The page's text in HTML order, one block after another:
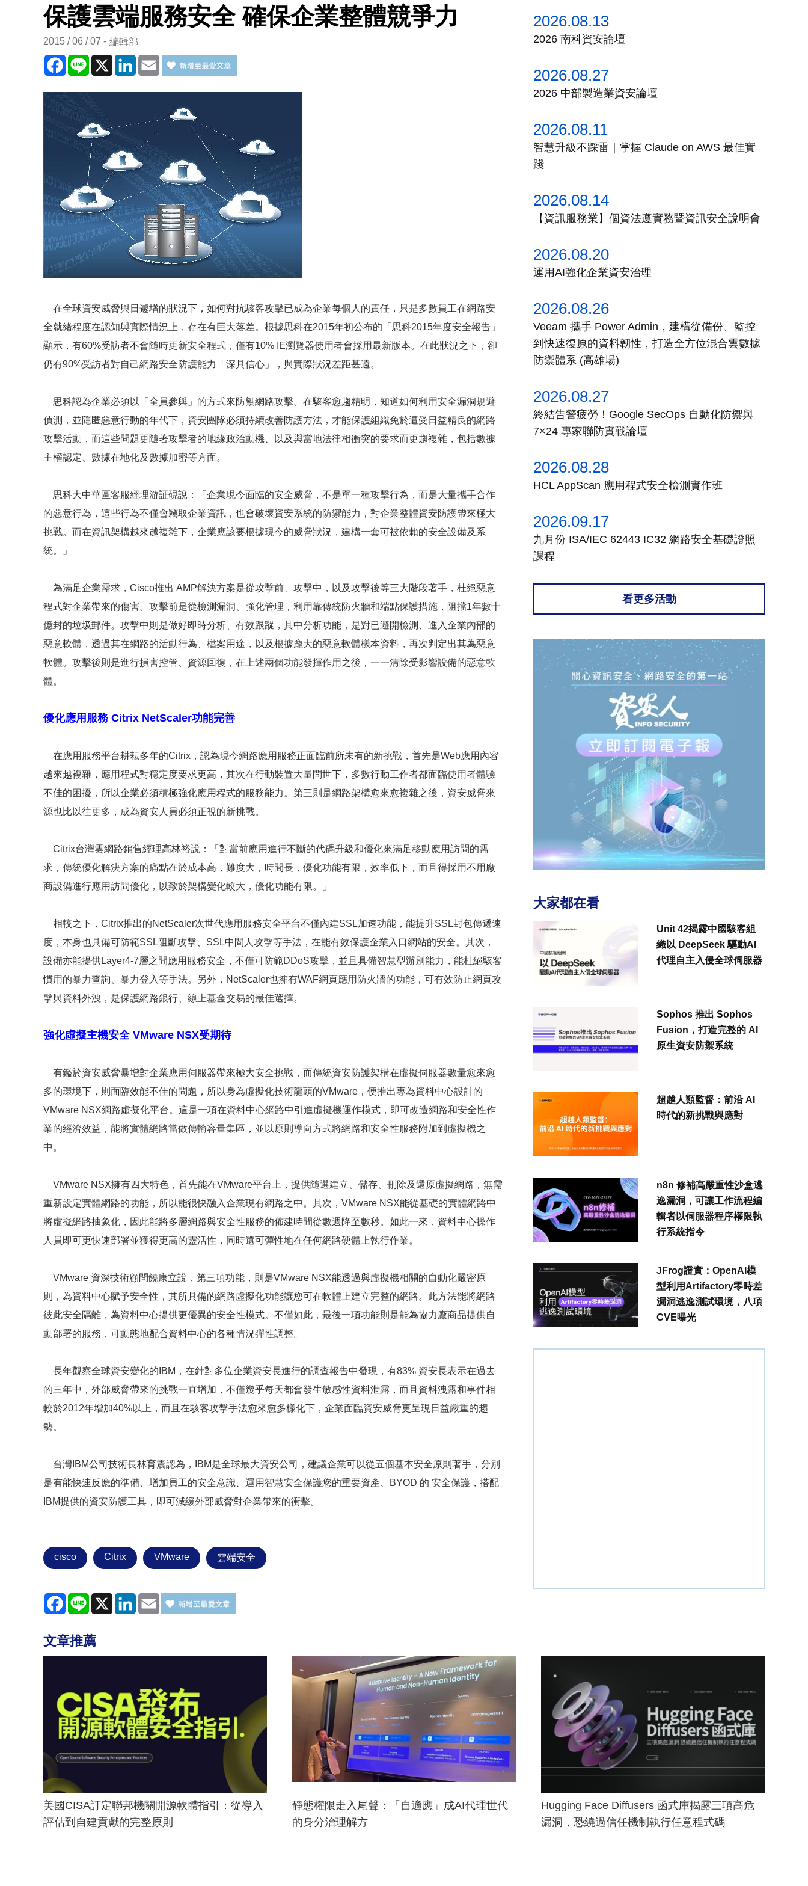
保護雲端服務安全 確保企業整體競爭力
2015 / 06 / 07 編輯部
Facebook
Line X LinkedInEmail
在全球資安威脅與日遽增的狀況下，如何對抗駭客攻擊已成為企業每個人的責任，只是多數員工在網路安
全就緒程度在認知與實際情況上，存在有巨大落差。根據思科在2015年初公布的「思科2015年度安全報告」
顯示，有60%受訪者不會隨時更新安全程式，僅有10% IE瀏覽器使用者會採用最新版本。在此狀況之下，卻
仍有90%受訪者對自己網路安全防護能力「深具信心」，與實際狀況差距甚遠。
思科認為企業必須以「全員參與」的方式來防禦網路攻擊。在駭客愈趨精明，知道如何利用安全漏洞規避
偵測，並隱匿惡意行動的年代下，資安團隊必須持續改善防護方法，才能保護組織免於遭受日益精良的網路
攻擊活動，而這些問題更隨著攻擊者的地緣政治動機、以及與當地法律相衝突的要求而更趨複雜，包括數據
主權認定、數據在地化及數據加密等方面。
思科大中華區客服經理游証硯說：「企業現今面臨的安全威脅，不是單一種攻擊行為，而是大量攜手合作
的惡意行為，這些行為不僅會竊取企業資訊，也會破壞資安系統的防禦能力，對企業整體資安防護帶來極大
挑戰。而在資訊架構越來越複雜下，企業應該要根據現今的威脅狀況，建構一套可被依賴的安全設備及系
統。」
為滿足企業需求，Cisco推出 AMP解決方案是從攻擊前、攻擊中，以及攻擊後等三大階段著手，杜絕惡意
程式對企業帶來的傷害。攻擊前是從檢測漏洞、強化管理，利用靠傳統防火牆和端點保護措施，阻擋1年數十
億封的垃圾郵件。攻擊中則是做好即時分析、有效跟蹤，其中分析功能，是對已避開檢測、進入企業內部的
惡意軟體，透過其在網路的活動行為、檔案用途，以及根據龐大的惡意軟體樣本資料，再次判定出其為惡意
軟體。攻擊後則是進行損害控管、資源回復，在上述兩個功能發揮作用之後，一一清除受影響設備的惡意軟
體。
優化應用服務 Citrix NetScaler功能完善
在應用服務平台耕耘多年的Citrix，認為現今網路應用服務正面臨前所未有的新挑戰，首先是Web應用內容
越來越複雜，應用程式對穏定度要求更高，其次在行動裝置大量問世下，多數行動工作者都面臨使用者體驗
不佳的困擾，所以企業必須積極強化應用程式的服務能力。第三則是網路架構愈來愈複雜之後，資安威脅來
源也比以往更多，成為資安人員必須正視的新挑戰。
Citrix台灣雲網路銷售經理高林裕說：「對當前應用進行不斷的代碼升級和優化來滿足移動應用訪問的需
求，傳統優化解決方案的痛點在於成本高，難度大，時間長，優化功能有限，效率低下，而且得採用不用廠
商設備進行應用訪問優化，以致於架構變化較大，優化功能有限。」
相較之下，Citrix推出的NetScaler次世代應用服務安全平台不僅內建SSL加速功能，能提升SSL封包傳遞速
度，本身也具備可防範SSL阻斷攻擊、SSL中間人攻擊等手法，在能有效保護企業入口網站的安全。其次，
設備亦能提供Layer4-7層之間應用服務安全，不僅可防範DDoS攻擊，並且具備智慧型辦別能力，能杜絕駭客
慣用的暴力查詢、暴力登入等手法。另外，NetScaler也擁有WAF網頁應用防火牆的功能，可有效防止網頁攻
擊與資料外洩，是保護網路銀行、線上基金交易的最佳選擇。
強化虛擬主機安全 VMware NSX受期待
有鑑於資安威脅暴增對企業應用伺服器帶來極大安全挑戰，而傳統資安防護架構在虛擬伺服器數量愈來愈
多的環境下，則面臨效能不佳的問題，所以身為虛擬化技術龍頭的VMware，便推出專為資料中心設計的
VMware NSX網路虛擬化平台。這是一項在資料中心網路中引進虛擬機運作模式，即可改造網路和安全性作
業的經濟效益，能將實體網路當做傳輸容量集區，並以原則導向方式將網路和安全性服務附加到虛擬機之
中。
VMware NSX擁有四大特色，首先能在VMware平台上，提供隨選建立、儲存、刪除及還原虛擬網路，無需
重新設定實體網路的功能，所以能很快融入企業現有網路之中。其次，VMware NSX能從基礎的實體網路中
將虛擬網路抽象化，因此能將多層網路與安全性服務的佈建時間從數週降至數秒。如此一來，資料中心操作
人員即可更快速部署並獲得更高的靈活性，同時還可彈性地在任何網路硬體上執行作業。
VMware 資深技術顧問饒康立說，第三項功能，則是VMware NSX能透過與虛擬機相關的自動化嚴密原
則，為資料中心賦予安全性，其所具備的網路虛擬化功能讓您可在軟體上建立完整的網路。此方法能將網路
彼此安全隔離，為資料中心提供更優異的安全性模式。不僅如此，最後一項功能則是能為協力廠商品提供自
動部署的服務，可動態地配合資料中心的各種情況彈性調整。
長年觀察全球資安變化的IBM，在針對多位企業資安長進行的調查報告中發現，有83% 資安長表示在過去
的三年中，外部威脅帶來的挑戰一直增加，不僅幾乎每天都會發生敏感性資料泄露，而且資料洩露和事件相
較於2012年增加40%以上，而且在駭客攻擊手法愈來愈多樣化下，企業面臨資安威脅更呈現日益嚴重的趨
勢。
台灣IBM公司技術長林育震認為，IBM是全球最大資安公司，建議企業可以從五個基本安全原則著手，分別
是有能快速反應的準備、增加員工的安全意識、運用智慧安全保護您的重要資產、BYOD 的 安全保護，搭配
IBM提供的資安防護工具，即可減緩外部威脅對企業帶來的衝擊。
cisco Citrix VMware 雲端安全
Facebook
Line X LinkedInEmail
2026.08.13
2026 南科資安論壇
2026.08.27
2026 中部製造業資安論壇
2026.08.11
智慧升級不踩雷｜掌握 Claude on AWS 最佳實
踐
2026.08.14
【資訊服務業】個資法遵實務暨資訊安全說明會
2026.08.20
運用AI強化企業資安治理
2026.08.26
Veeam 攜手 Power Admin，建構從備份、監控
到快速復原的資料韌性，打造全方位混合雲數據
防禦體系 (高雄場)
2026.08.27
終結告警疲勞！Google SecOps 自動化防禦與
7×24 專家聯防實戰論壇
2026.08.28
HCL AppScan 應用程式安全檢測實作班
2026.09.17
九月份 ISA/IEC 62443 IC32 網路安全基礎證照
課程
看更多活動
大家都在看
Unit 42揭露中國駭客組
織以 DeepSeek 驅動AI
代理自主入侵全球伺服器
Sophos 推出 Sophos
Fusion，打造完整的 AI
原生資安防禦系統
超越人類監督：前沿 AI
時代的新挑戰與應對
n8n 修補高嚴重性沙盒逃
逸漏洞，可讓工作流程編
輯者以伺服器程序權限執
行系統指令
JFrog證實：OpenAI模
型利用Artifactory零時差
漏洞逃逸測試環境，八項
CVE曝光
文章推薦
美國CISA訂定聯邦機關開源軟體指引：從導入
評估到自建貢獻的完整原則
靜態權限走入尾聲：「自適應」成AI代理世代
的身分治理解方
Hugging Face Diffusers 函式庫揭露三項高危
漏洞，恐繞過信任機制執行任意程式碼